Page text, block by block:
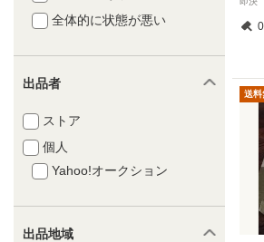
全体的に状態が悪い
出品者
ストア
個人
Yahoo!オークション
出品地域
0
送料